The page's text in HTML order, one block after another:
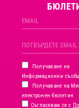
Получаване на
Информационни
Получаване на
електронен бюлетин
Съгласявам се с